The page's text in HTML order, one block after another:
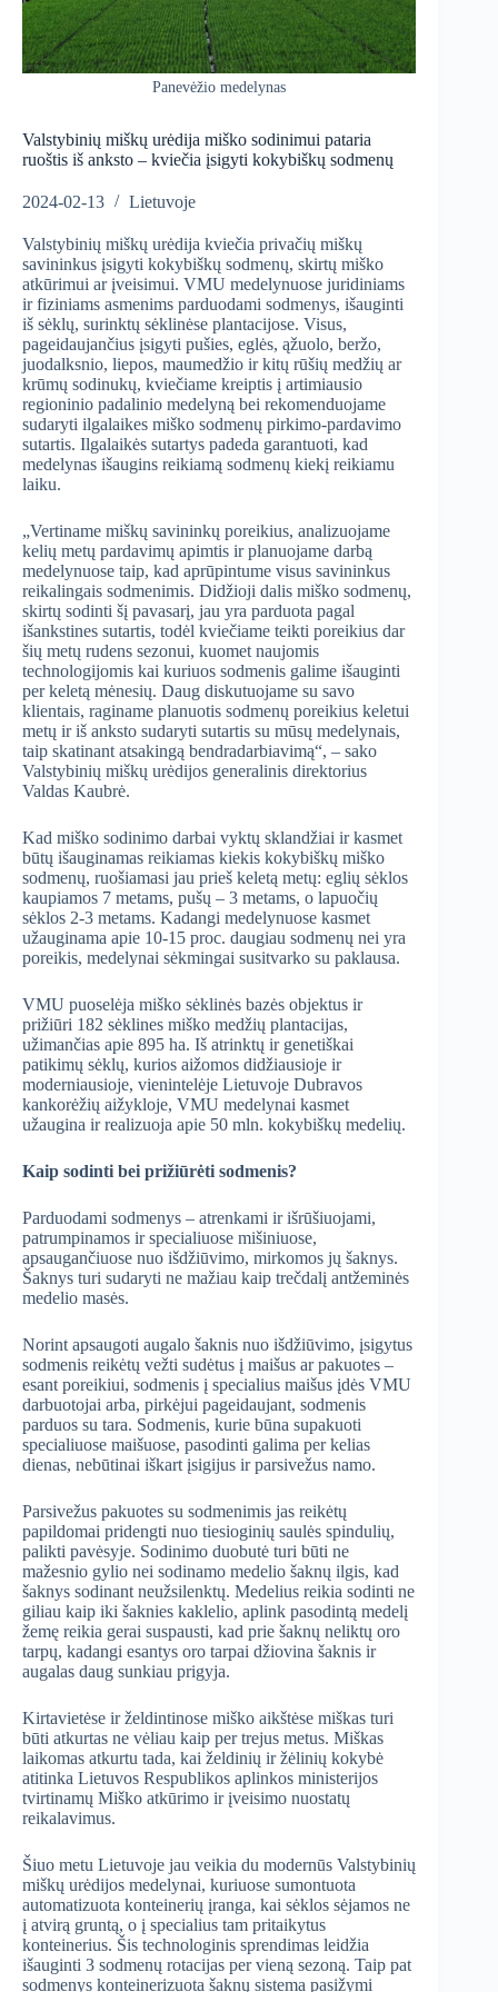
Panevėžio medelynas
Valstybinių miškų urėdija miško sodinimui pataria
ruoštis iš anksto – kviečia įsigyti kokybiškų sodmenų
2024-02-13 Lietuvoje
Valstybinių miškų urėdija kviečia privačių miškų
savininkus įsigyti kokybiškų sodmenų, skirtų miško
atkūrimui ar įveisimui. VMU medelynuose juridiniams
ir fiziniams asmenims parduodami sodmenys, išauginti
iš sėklų, surinktų sėklinėse plantacijose. Visus,
pageidaujančius įsigyti pušies, eglės, ąžuolo, beržo,
juodalksnio, liepos, maumedžio ir kitų rūšių medžių ar
krūmų sodinukų, kviečiame kreiptis į artimiausio
regioninio padalinio medelyną bei rekomenduojame
sudaryti ilgalaikes miško sodmenų pirkimo-pardavimo
sutartis. Ilgalaikės sutartys padeda garantuoti, kad
medelynas išaugins reikiamą sodmenų kiekį reikiamu
laiku.
„Vertiname miškų savininkų poreikius, analizuojame
kelių metų pardavimų apimtis ir planuojame darbą
medelynuose taip, kad aprūpintume visus savininkus
reikalingais sodmenimis. Didžioji dalis miško sodmenų,
skirtų sodinti šį pavasarį, jau yra parduota pagal
išankstines sutartis, todėl kviečiame teikti poreikius dar
šių metų rudens sezonui, kuomet naujomis
technologijomis kai kuriuos sodmenis galime išauginti
per keletą mėnesių. Daug diskutuojame su savo
klientais, raginame planuotis sodmenų poreikius keletui
metų ir iš anksto sudaryti sutartis su mūsų medelynais,
taip skatinant atsakingą bendradarbiavimą“, – sako
Valstybinių miškų urėdijos generalinis direktorius
Valdas Kaubrė.
Kad miško sodinimo darbai vyktų sklandžiai ir kasmet
būtų išauginamas reikiamas kiekis kokybiškų miško
sodmenų, ruošiamasi jau prieš keletą metų: eglių sėklos
kaupiamos 7 metams, pušų – 3 metams, o lapuočių
sėklos 2-3 metams. Kadangi medelynuose kasmet
užauginama apie 10-15 proc. daugiau sodmenų nei yra
poreikis, medelynai sėkmingai susitvarko su paklausa.
VMU puoselėja miško sėklinės bazės objektus ir
prižiūri 182 sėklines miško medžių plantacijas,
užimančias apie 895 ha. Iš atrinktų ir genetiškai
patikimų sėklų, kurios aižomos didžiausioje ir
moderniausioje, vienintelėje Lietuvoje Dubravos
kankorėžių aižykloje, VMU medelynai kasmet
užaugina ir realizuoja apie 50 mln. kokybiškų medelių.
Kaip sodinti bei prižiūrėti sodmenis?
Parduodami sodmenys – atrenkami ir išrūšiuojami,
patrumpinamos ir specialiuose mišiniuose,
apsaugančiuose nuo išdžiūvimo, mirkomos jų šaknys.
Šaknys turi sudaryti ne mažiau kaip trečdalį antžeminės
medelio masės.
Norint apsaugoti augalo šaknis nuo išdžiūvimo, įsigytus
sodmenis reikėtų vežti sudėtus į maišus ar pakuotes –
esant poreikiui, sodmenis į specialius maišus įdės VMU
darbuotojai arba, pirkėjui pageidaujant, sodmenis
parduos su tara. Sodmenis, kurie būna supakuoti
specialiuose maišuose, pasodinti galima per kelias
dienas, nebūtinai iškart įsigijus ir parsivežus namo.
Parsivežus pakuotes su sodmenimis jas reikėtų
papildomai pridengti nuo tiesioginių saulės spindulių,
palikti pavėsyje. Sodinimo duobutė turi būti ne
mažesnio gylio nei sodinamo medelio šaknų ilgis, kad
šaknys sodinant neužsilenktų. Medelius reikia sodinti ne
giliau kaip iki šaknies kaklelio, aplink pasodintą medelį
žemę reikia gerai suspausti, kad prie šaknų neliktų oro
tarpų, kadangi esantys oro tarpai džiovina šaknis ir
augalas daug sunkiau prigyja.
Kirtavietėse ir želdintinose miško aikštėse miškas turi
būti atkurtas ne vėliau kaip per trejus metus. Miškas
laikomas atkurtu tada, kai želdinių ir žėlinių kokybė
atitinka Lietuvos Respublikos aplinkos ministerijos
tvirtinamų Miško atkūrimo ir įveisimo nuostatų
reikalavimus.
Šiuo metu Lietuvoje jau veikia du modernūs Valstybinių
miškų urėdijos medelynai, kuriuose sumontuota
automatizuota konteinerių įranga, kai sėklos sėjamos ne
į atvirą gruntą, o į specialius tam pritaikytus
konteinerius. Šis technologinis sprendimas leidžia
išauginti 3 sodmenų rotacijas per vieną sezoną. Taip pat
sodmenys konteinerizuota šaknų sistema pasižymi